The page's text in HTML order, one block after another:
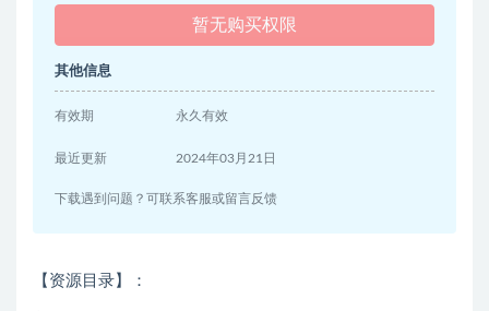
暂无购买权限
其他信息
有效期 永久有效
最近更新 2024年03月21日
下载遇到问题？可联系客服或留言反馈
【资源目录】：